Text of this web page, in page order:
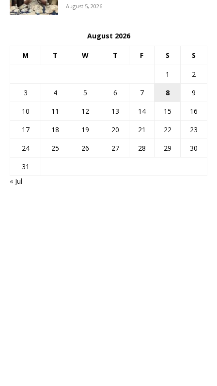
August 5, 2026
August 2026
M T W T F S S
1
2
3
4 5 6 7 8
9
10
11 12 13 14 15
16
17
18 19 20 21 22
23
24
25 26 27 28 29
30
31
« Jul